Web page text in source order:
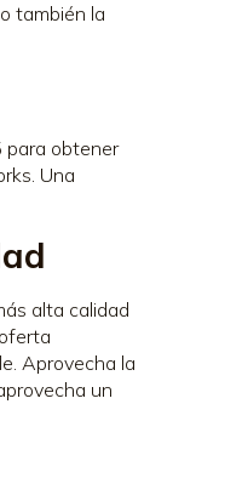
también la
para obtener
Una
alta calidad
Aprovecha la
un